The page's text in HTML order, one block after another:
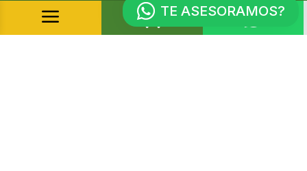
a  
TE ASESORAMOS?